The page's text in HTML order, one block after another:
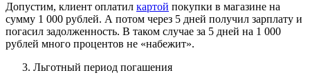
Допустим, клиент оплатил картой покупки в магазине на
сумму 1 000 рублей. А потом через 5 дней получил зарплату и
погасил задолженность. В таком случае за 5 дней на 1 000
рублей много процентов не «набежит».
Льготный период погашения